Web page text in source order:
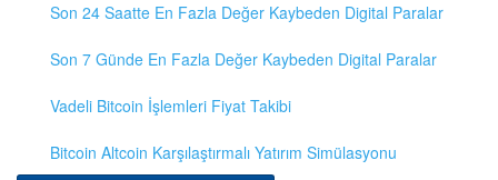
Son 24 Saatte En Fazla Değer Kaybeden Digital Paralar
Son 7 Günde En Fazla Değer Kaybeden Digital Paralar
Vadeli Bitcoin İşlemleri Fiyat Takibi
Bitcoin Altcoin Karşılaştırmalı Yatırım Simülasyonu